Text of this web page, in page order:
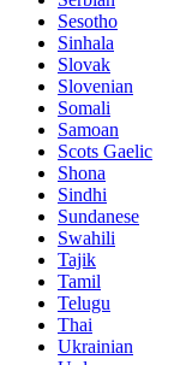
Sesotho
Sinhala
Slovak
Slovenian
Somali
Samoan
Scots Gaelic
Shona
Sindhi
Sundanese
Swahili
Tajik
Tamil
Telugu
Thai
Ukrainian